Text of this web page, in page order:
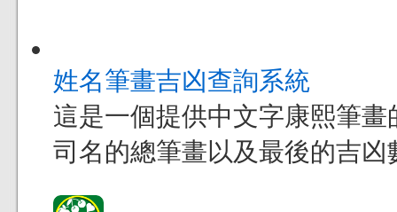
姓名筆畫吉凶查詢系統
這是一個提供中文字康熙筆
司名的總筆畫以及最後的吉